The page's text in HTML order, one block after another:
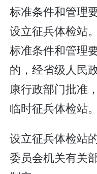
标准条件和管理
设立征兵体检站
标准条件和管理
的，经省级人民
康行政部门批准
临时征兵体检站。
设立征兵体检站
委员会机关有关